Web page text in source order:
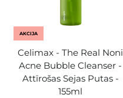
AKCIJA
Celimax - The Real Noni
Acne Bubble Cleanser -
Attīrošas Sejas Putas -
155ml